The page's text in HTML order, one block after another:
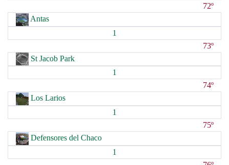
72º
Antas
1
73º
St Jacob Park
1
74º
Los Larios
1
75º
Defensores del Chaco
1